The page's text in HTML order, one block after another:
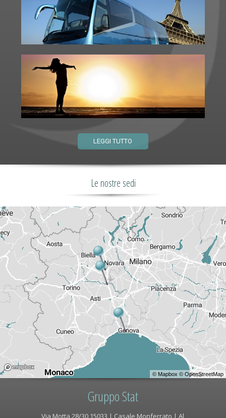
LEGGI TUTTO
Le nostre sedi
© Mapbox © OpenStreetMap
Gruppo Stat
Via Motta 28/30 15033 | Casale Monferrato | Al